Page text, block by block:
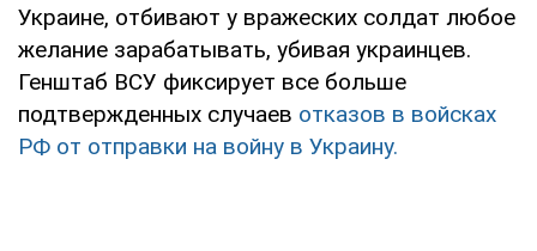
Украине, отбивают у вражеских солдат любое
желание зарабатывать, убивая украинцев.
Генштаб ВСУ фиксирует все больше
подтвержденных случаев отказов в войсках
РФ от отправки на войну в Украину.